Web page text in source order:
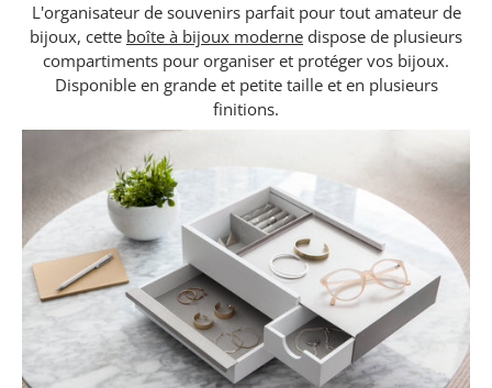
L'organisateur de souvenirs parfait pour tout amateur de
bijoux, cette boîte à bijoux moderne dispose de plusieurs
compartiments pour organiser et protéger vos bijoux.
Disponible en grande et petite taille et en plusieurs
finitions.